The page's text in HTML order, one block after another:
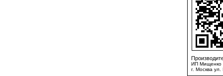
ИП Мищенко
г. Москва